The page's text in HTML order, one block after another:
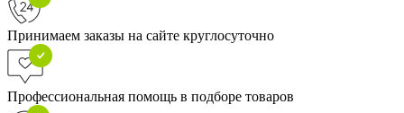
Принимаем заказы на сайте круглосуточно
Профессиональная помощь в подборе товаров